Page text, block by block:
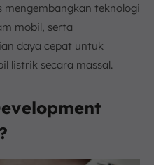
teknologi
mobil, serta
daya cepat untuk
listrik secara massal.